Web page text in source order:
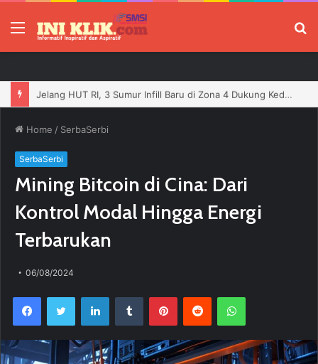
Menu
Jelang HUT RI, 3 Sumur Infill Baru di Zona 4 Dukung Kedaulatan Energi
Home / SerbaSerbi
SerbaSerbi
Mining Bitcoin di Cina: Dari
Kontrol Modal Hingga Energi
Terbarukan
06/08/2024